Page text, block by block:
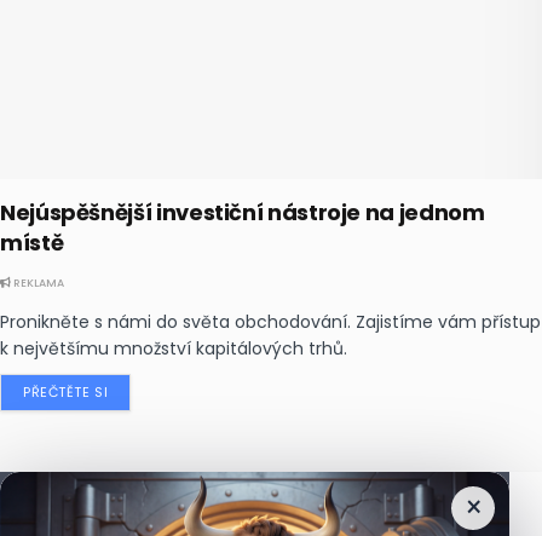
Nejúspěšnější investiční nástroje na jednom
místě
REKLAMA
Pronikněte s námi do světa obchodování. Zajistíme vám přístup
k největšímu množství kapitálových trhů.
PŘEČTĚTE SI
×
Nejčtenějšízprávy